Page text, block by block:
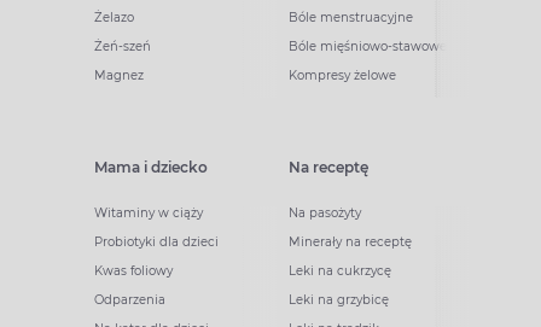
Żelazo
Żeń-szeń
Magnez
Bóle menstruacyjne
Bóle mięśniowo-stawowe
Kompresy żelowe
Mama i dziecko
Witaminy w ciąży
Probiotyki dla dzieci
Kwas foliowy
Odparzenia
Na receptę
Na pasożyty
Minerały na receptę
Leki na cukrzycę
Leki na grzybicę